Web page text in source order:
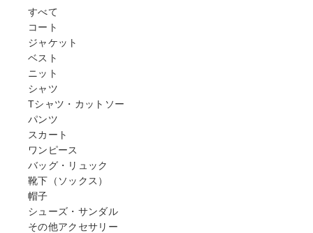
すべて
コート
ジャケット
ベスト
ニット
シャツ
Tシャツ・カットソー
パンツ
スカート
ワンピース
バッグ・リュック
靴下（ソックス）
帽子
シューズ・サンダル
その他アクセサリー